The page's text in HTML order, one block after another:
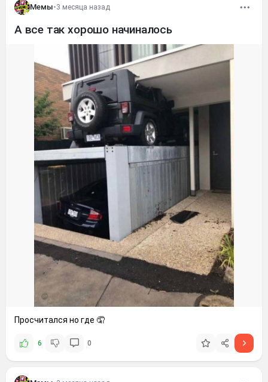
Мемы•3 месяца назад
А все так хорошо начиналось
Просчитался но где 🤦
6 0